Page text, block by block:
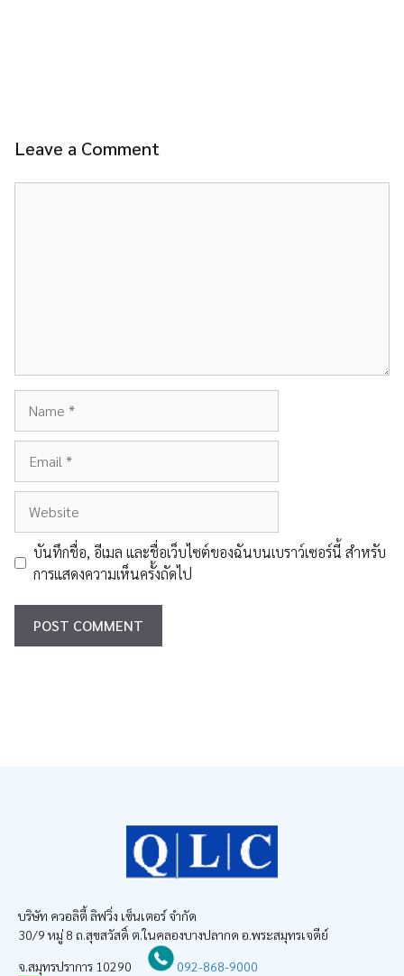
Leave a Comment
บันทึกชื่อ, อีเมล และชื่อเว็บไซต์ของฉันบนเบราว์เซอร์นี้ สำหรับ
การแสดงความเห็นครั้งถัดไป
บริษัท ควอลิตี้ ลิฟวิ่ง เซ็นเตอร์ จำกัด
30/9 หมู่ 8 ถ.สุขสวัสดิ์ ต.ในคลองบางปลากด อ.พระสมุทรเจดีย์
จ.สมุทรปราการ 10290
092-868-9000